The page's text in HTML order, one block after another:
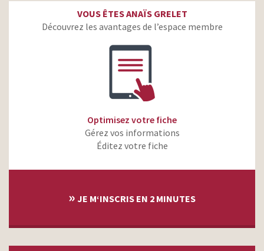
VOUS ÊTES ANAÏS GRELET
Découvrez les avantages de l’espace membre
Optimisez votre fiche
Gérez vos informations
Éditez votre fiche
» JE M‘INSCRIS EN 2 MINUTES